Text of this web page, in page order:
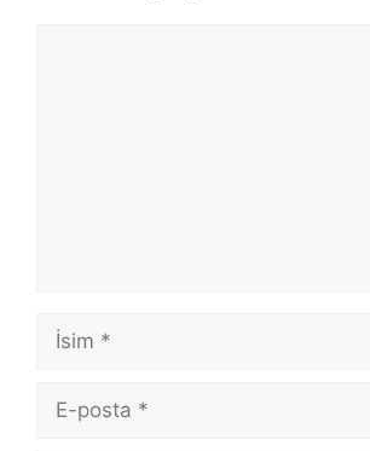
İsim
posta